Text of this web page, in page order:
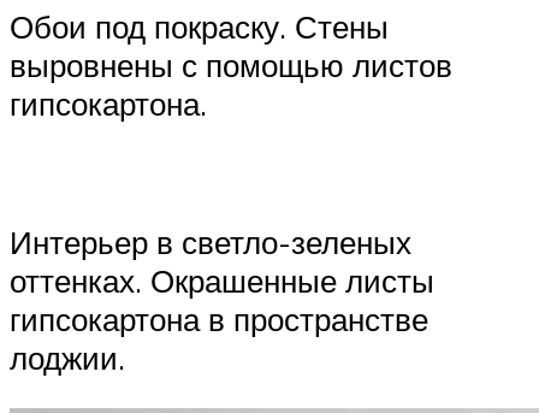
Обои под покраску. Стены
выровнены с помощью листов
гипсокартона.
Интерьер в светло-зеленых
оттенках. Окрашенные листы
гипсокартона в пространстве
лоджии.